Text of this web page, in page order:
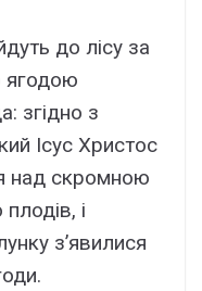
до лісу за
ягодою
згідно з
Ісус Христос
над скромною
і
з’явилися